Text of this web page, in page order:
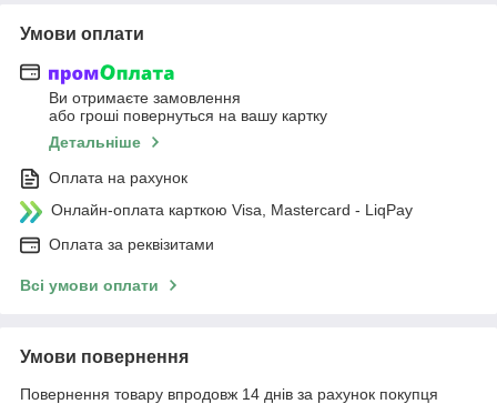
Умови оплати
Ви отримаєте замовлення
або гроші повернуться на вашу картку
Детальніше
Оплата на рахунок
Онлайн-оплата карткою Visa, Mastercard - LiqPay
Оплата за реквізитами
Всі умови оплати
Умови повернення
Повернення товару впродовж 14 днів за рахунок покупця